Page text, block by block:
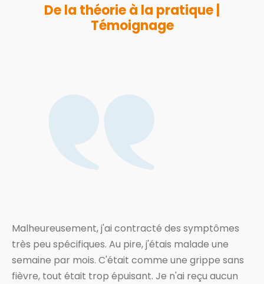
De la théorie à la pratique |
Témoignage
Malheureusement, j'ai contracté des symptômes
très peu spécifiques. Au pire, j'étais malade une
semaine par mois. C'était comme une grippe sans
fièvre, tout était trop épuisant. Je n'ai reçu aucun